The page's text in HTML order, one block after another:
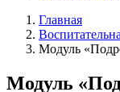
Главная
Модуль
Модуль